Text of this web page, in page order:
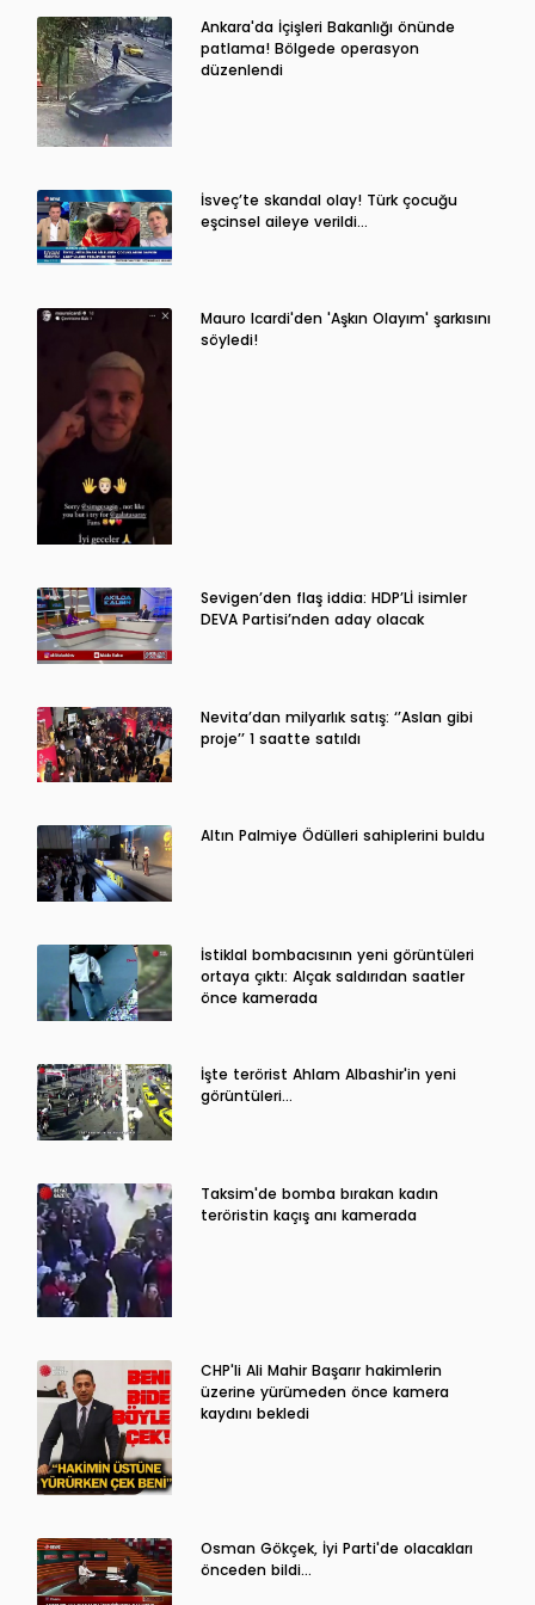
Ankara'da İçişleri Bakanlığı önünde
patlama! Bölgede operasyon
düzenlendi
İsveç’te skandal olay! Türk çocuğu
eşcinsel aileye verildi…
Mauro Icardi'den 'Aşkın Olayım' şarkısını
söyledi!
Sevigen’den flaş iddia: HDP’Lİ isimler
DEVA Partisi’nden aday olacak
Nevita’dan milyarlık satış: ‘’Aslan gibi
proje’’ 1 saatte satıldı
Altın Palmiye Ödülleri sahiplerini buldu
İstiklal bombacısının yeni görüntüleri
ortaya çıktı: Alçak saldırıdan saatler
önce kamerada
İşte terörist Ahlam Albashir'in yeni
görüntüleri…
Taksim'de bomba bırakan kadın
teröristin kaçış anı kamerada
CHP'li Ali Mahir Başarır hakimlerin
üzerine yürümeden önce kamera
kaydını bekledi
Osman Gökçek, İyi Parti'de olacakları
önceden bildi...